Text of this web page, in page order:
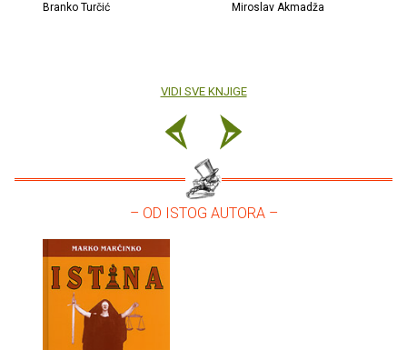
Branko Turčić Miroslav Akmadža
VIDI SVE KNJIGE
– OD ISTOG AUTORA –